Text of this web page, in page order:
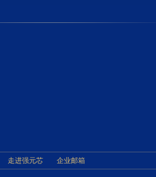
走进强元芯 企业邮箱